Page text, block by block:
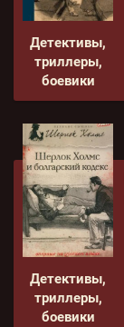
Детективы,
триллеры,
боевики
Детективы,
триллеры,
боевики